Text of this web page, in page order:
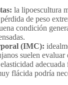
la lipoescultura
de peso
condición
(IMC):
suelen evaluar
elasticidad
flácida podría